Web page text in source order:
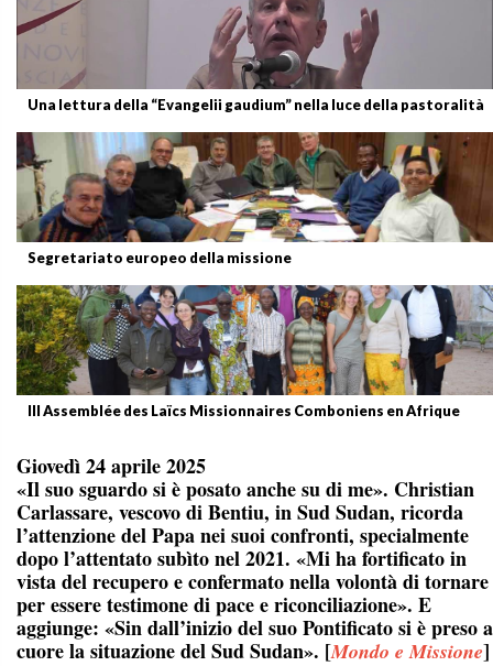
Una lettura della “Evangelii gaudium” nella luce della pastoralità
Segretariato europeo della missione
III Assemblée des Laïcs Missionnaires Comboniens en Afrique
Giovedì 24 aprile 2025
«Il suo sguardo si è posato anche su di me». Christian
Carlassare, vescovo di Bentiu, in Sud Sudan, ricorda
l’attenzione del Papa nei suoi confronti, specialmente
dopo l’attentato subìto nel 2021. «Mi ha fortificato in
vista del recupero e confermato nella volontà di tornare
per essere testimone di pace e riconciliazione». E
aggiunge: «Sin dall’inizio del suo Pontificato si è preso a
cuore la situazione del Sud Sudan». [Mondo e Missione]